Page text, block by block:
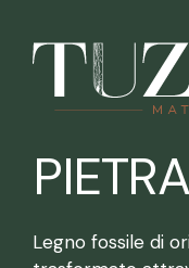
PIETRA
Legno fossile di